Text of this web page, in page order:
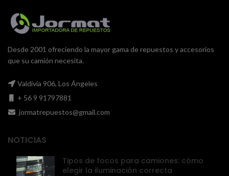
Desde 2001 ofreciendo la mayor gama de repuestos y accesorios
que su camión necesita.
Valdivia 906, Los Ángeles
+ 56 9 91797881
jormatrepuestos@gmail.com
NOTICIAS
Tipos de focos para camiones: cómo
elegir la iluminación correcta